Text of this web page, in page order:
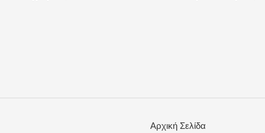
Αρχική Σελίδα